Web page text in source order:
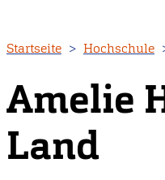
zum
Inhalt
Startseite Hochschule
Amelie
Land